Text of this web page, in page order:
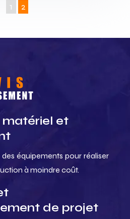
1 2
et
équipements pour réaliser
à moindre coût.
de projet